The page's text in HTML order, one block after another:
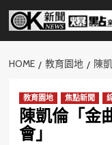
Skip
content
HOME 教育園地 陳
教育園地 焦點新聞
陳凱倫「金
會」